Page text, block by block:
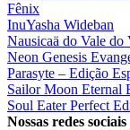
Fênix
InuYasha Wideban
Nausicaä do Vale do
Neon Genesis
Parasyte – Edição
Sailor Moon Eternal
Soul Eater Perfect
Nossas redes sociais